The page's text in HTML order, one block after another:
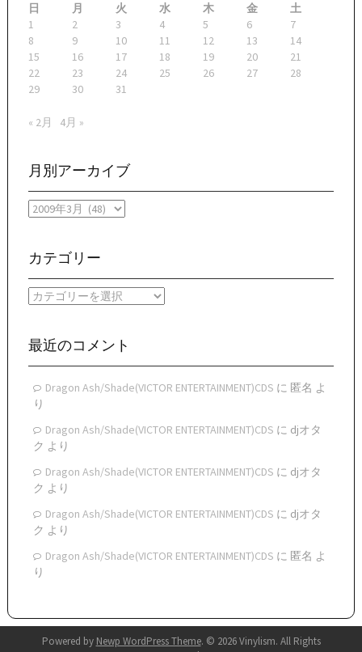
日
月 火 水 木 金
土
1
2 3 4 5 6
7
8
9 10 11 12 13
14
15
16 17 18 19 20
21
22
23 24 25 26 27
28
29
30 31
« 2月 4月 »
月別アーカイブ
月
ー
イ
ブ
カテゴリー
カ
リ
最近のコメント
Dragon Ash/Shade(VICTOR ENTERTAINMENT)CDS に 匿名 よ
り
Dragon Ash/Shade(VICTOR ENTERTAINMENT)CDS に djオタ
ク より
Dragon Ash/Shade(VICTOR ENTERTAINMENT)CDS に djオタ
ク より
Dragon Ash/Shade(VICTOR ENTERTAINMENT)CDS に djオタ
ク より
Dragon Ash/Shade(VICTOR ENTERTAINMENT)CDS に 匿名 よ
り
Powered by Newp WordPress Theme. © 2026 Vinylism. All Rights